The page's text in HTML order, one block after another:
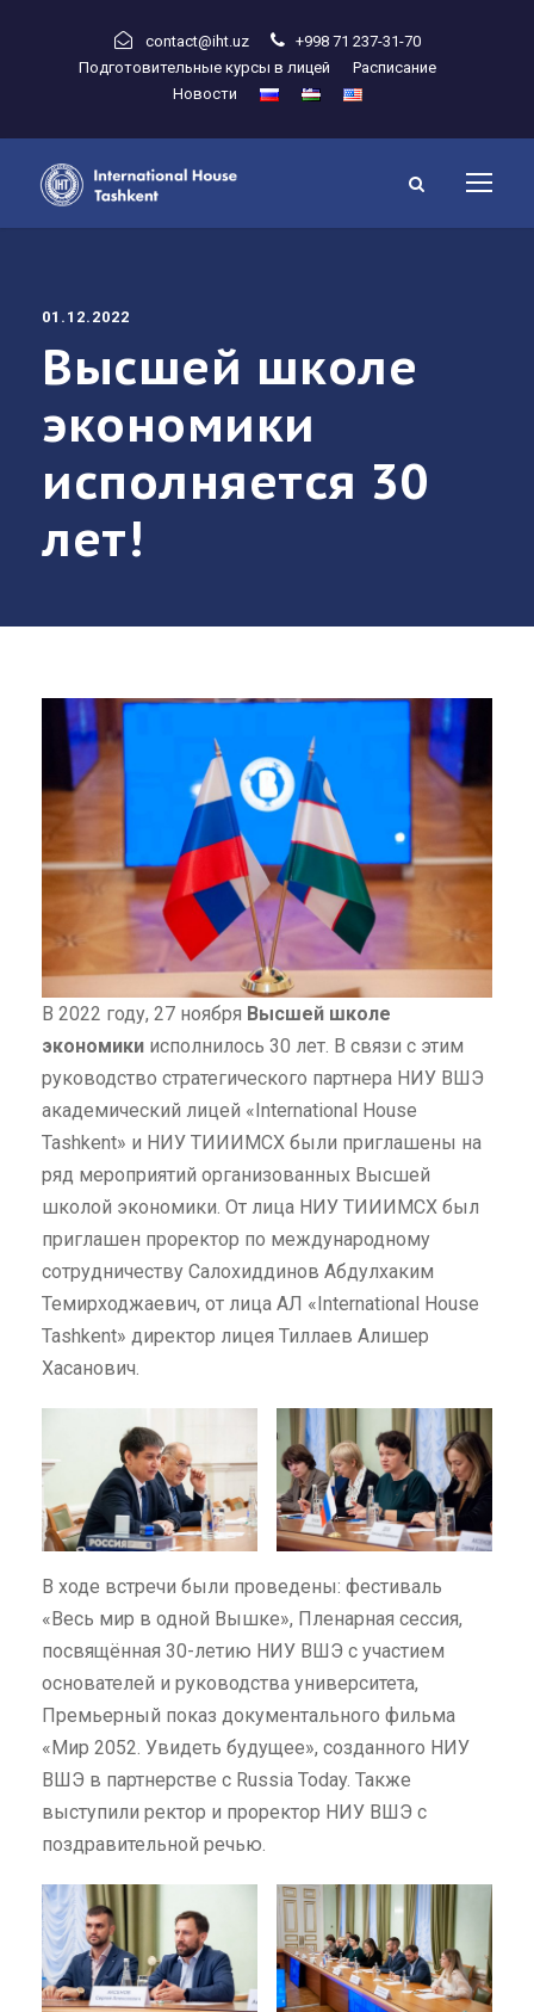
contact@iht.uz
+998 71 237-31-70
Подготовительные курсы в лицей
Расписание
Новости
01.12.2022
Высшей школе
экономики
исполняется 30
лет!
В 2022 году, 27 ноября Высшей школе
экономики исполнилось 30 лет. В связи с этим
руководство стратегического партнера НИУ ВШЭ
академический лицей «International House
Tashkent» и НИУ ТИИИМСХ были приглашены на
ряд мероприятий организованных Высшей
школой экономики. От лица НИУ ТИИИМСХ был
приглашен проректор по международному
сотрудничеству Салохиддинов Абдулхаким
Темирходжаевич, от лица АЛ «International House
Tashkent» директор лицея Тиллаев Алишер
Хасанович.
В ходе встречи были проведены: фестиваль
«Весь мир в одной Вышке», Пленарная сессия,
посвящённая 30-летию НИУ ВШЭ с участием
основателей и руководства университета,
Премьерный показ документального фильма
«Мир 2052. Увидеть будущее», созданного НИУ
ВШЭ в партнерстве с Russia Today. Также
выступили ректор и проректор НИУ ВШЭ с
поздравительной речью.